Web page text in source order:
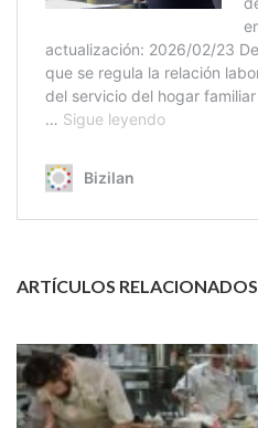
ARTÍCULOS RELACIONADOS